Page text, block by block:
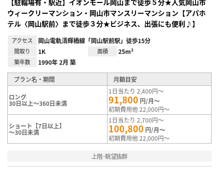
ウィークリーマンション・岡山市マンスリーマンション【アパホ
テル〈岡山駅前〉まで徒歩３分★ビジネス、出張にも便利♪】
アクセス 岡山電軌清輝橋線「岡山駅前駅」徒歩15分
間取り 1K 面積 25m²
築年数 1990年 2月 築
プラン名・期間 月額目安
ロング
30日以上～360日未満
1日当たり 2,400円～
91,800 円/月～
初期費用他 22,000円～
ショート【7日以上】
～30日未満
1日当たり 2,700円～
100,800 円/月～
初期費用他 22,000円～
上階･眺望抜群